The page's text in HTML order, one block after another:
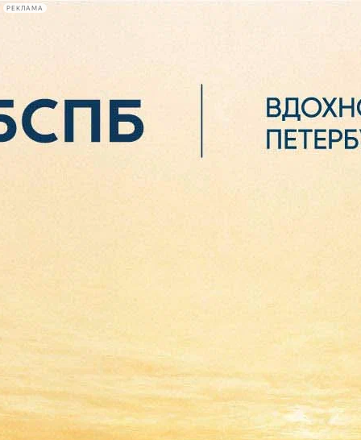
РЕКЛАМА
Сегодня:
2026.08.06